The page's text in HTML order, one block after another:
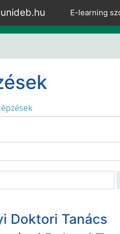
E-learning
Doktori Tanács